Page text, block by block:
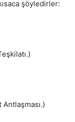
şöyledirler: